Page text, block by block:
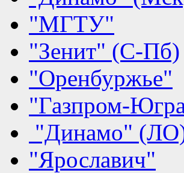
"МГТУ"
"Зенит" (С-Пб)
"Оренбуржье"
"Газпром-
"Динамо"
"Ярославич"